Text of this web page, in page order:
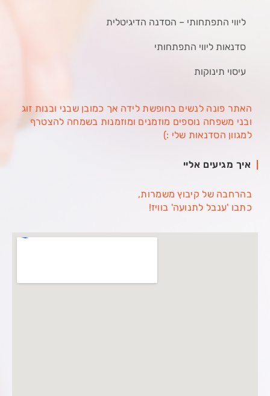
ליווי התפתחותי – הסדנה הדיגיטלית
סדנאות ליווי התפתחותי
עיסוי תינוקות
האתר פונה לנשים בחופשת לידה אך כמובן שבני ובנות זוג
ובני משפחה נוספים מוזמנים ומוזמנות בשמחה להצטרף
למגוון הסדנאות שלי :)
איך מגיעים אליי
בהרחבה של קיבוץ משמרות,
כתבו 'ענבל לתנועה' בוויז!